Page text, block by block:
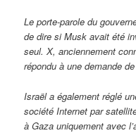
Le porte-parole du
de dire si Musk avait été
seul. X, anciennement
répondu à une demande
Israël a également réglé
société Internet par
à Gaza uniquement avec